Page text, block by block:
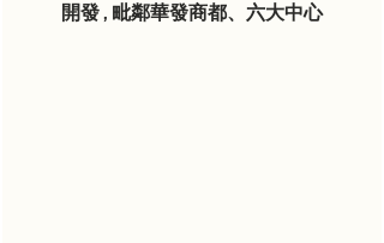
開發 , 毗鄰華發商都、六大中心